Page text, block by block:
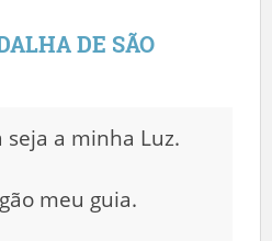
DE SÃO
seja a minha Luz.
meu guia.